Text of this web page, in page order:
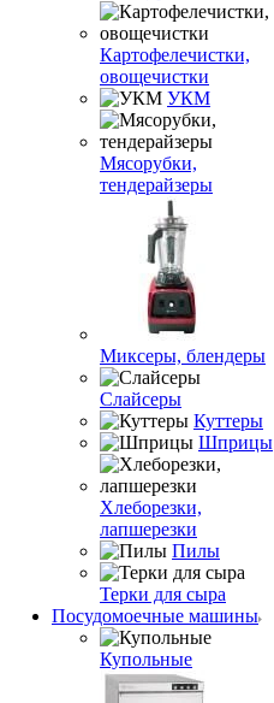
Картофелечистки,
овощечистки
УКМ
Мясорубки,
тендерайзеры
Миксеры, блендеры
Слайсеры
Куттеры
Шприцы
Хлеборезки,
лапшерезки
Пилы
Терки для сыра
Посудомоечные машины
Купольные